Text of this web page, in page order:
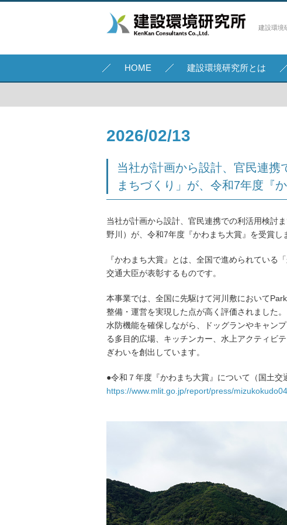
建設環境
HOME 建設環境研究所とは
2026/02/13
当社が計画から設計、官民連
まちづくり」が、令和7年度『
当社が計画から設計、官民連携での利活用検討
野川）が、令和7年度『かわまち大賞』を受賞し
『かわまち大賞』とは、全国で進められている
交通大臣が表彰するものです。
本事業では、全国に先駆けて河川敷において
整備・運営を実現した点が高く評価されました。
水防機能を確保しながら、ドッグランやキャン
る多目的広場、キッチンカー、水上アクティビ
ぎわいを創出しています。
●令和７年度『かわまち大賞』について（国土交
https://www.mlit.go.jp/report/press/